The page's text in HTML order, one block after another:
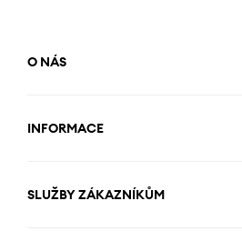
O NÁS
INFORMACE
SLUŽBY ZÁKAZNÍKŮM